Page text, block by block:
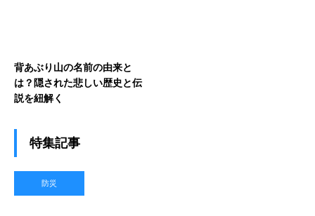
背あぶり山の名前の由来と
は？隠された悲しい歴史と伝
説を紐解く
特集記事
防災